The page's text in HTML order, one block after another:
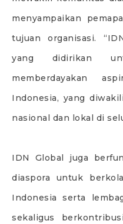
menyampaikan
tujuan organisasi.
yang didirikan
memberdayakan
Indonesia, yang
nasional dan lokal di
IDN Global juga
diaspora untuk
Indonesia serta
sekaligus